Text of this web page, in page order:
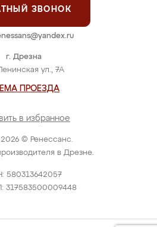
© Ренессанс.
в Дрезне.
580313642057
317583500009448
г. Дрезна
ул., 7А
ПРОЕЗДА
в избранное
ЗВОНОК